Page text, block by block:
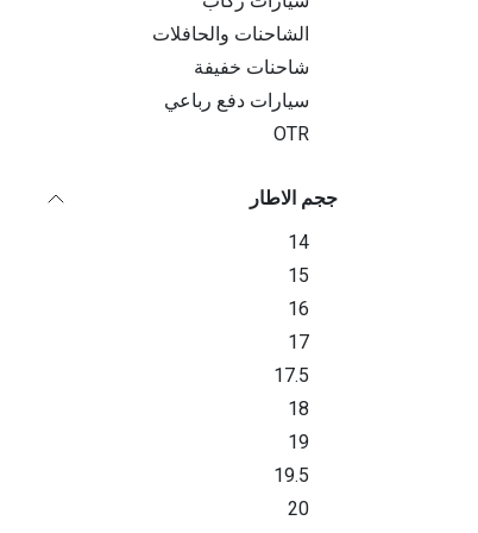
الشاحنات والحافلات
شاحنات خفيفة
سيارات دفع رباعي
OTR
ججم الاطار
14
15
16
17
17.5
18
19
19.5
20